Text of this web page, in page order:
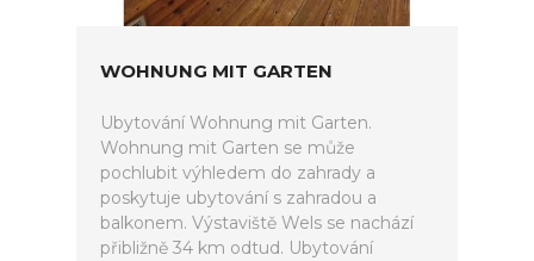
WOHNUNG MIT GARTEN
Ubytování Wohnung mit Garten.
Wohnung mit Garten se může
pochlubit výhledem do zahrady a
poskytuje ubytování s zahradou a
balkonem. Výstaviště Wels se nachází
přibližně 34 km odtud. Ubytování